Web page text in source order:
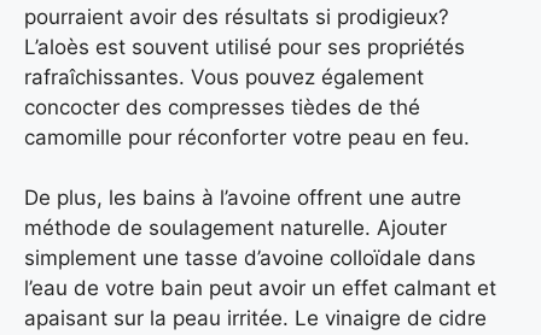
pourraient avoir des résultats si prodigieux?
L’aloès est souvent utilisé pour ses propriétés
rafraîchissantes. Vous pouvez également
concocter des compresses tièdes de thé
camomille pour réconforter votre peau en feu.
De plus, les bains à l’avoine offrent une autre
méthode de soulagement naturelle. Ajouter
simplement une tasse d’avoine colloïdale dans
l’eau de votre bain peut avoir un effet calmant et
apaisant sur la peau irritée. Le vinaigre de cidre